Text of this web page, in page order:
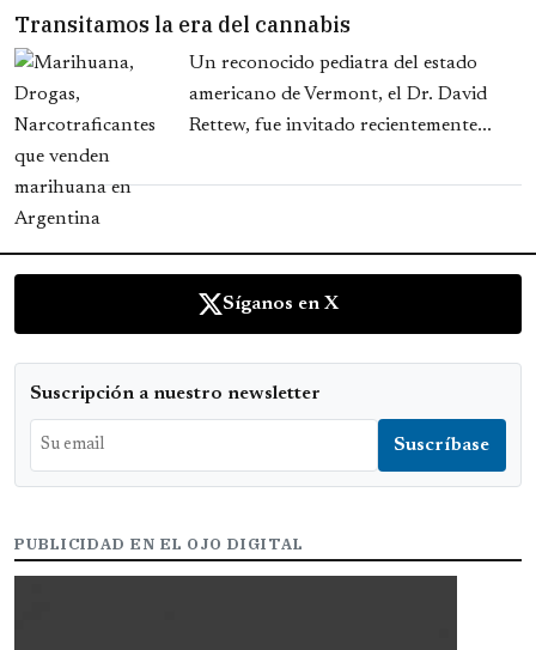
Transitamos la era del cannabis
Un reconocido pediatra del estado
americano de Vermont, el Dr. David
Rettew, fue invitado recientemente...
Síganos en X
Suscripción a nuestro newsletter
PUBLICIDAD EN EL OJO DIGITAL